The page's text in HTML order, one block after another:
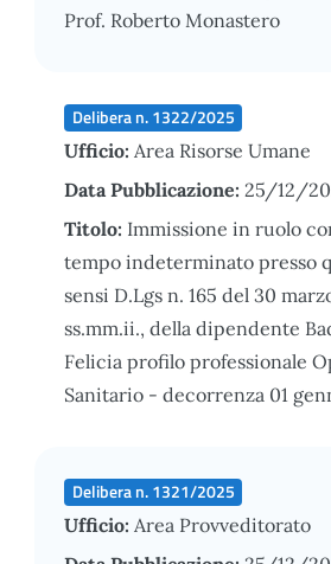
Prof. Roberto Monastero
Delibera n. 1322/2025
Ufficio: Area Risorse Umane
Data Pubblicazione: 25/12/
Titolo: Immissione in ruolo
tempo indeterminato presso
sensi D.Lgs n. 165 del 30
ss.mm.ii., della dipendente
Felicia profilo professionale
Sanitario - decorrenza 01
Delibera n. 1321/2025
Ufficio: Area Provveditorato